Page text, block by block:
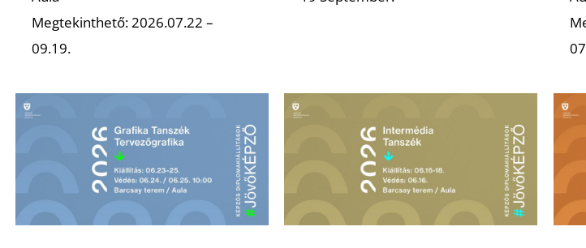
Megtekinthető: 2026.07.22 –
09.19.